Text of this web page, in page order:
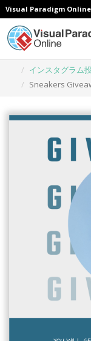
Visual Paradigm Online
インスタグラム
Sneakers